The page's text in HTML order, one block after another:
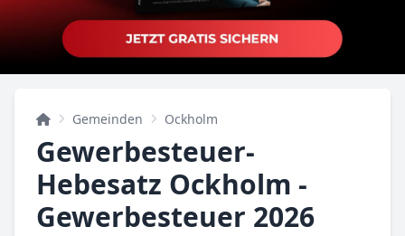
Gemeinden Ockholm
Gewerbesteuer-
Hebesatz Ockholm -
Gewerbesteuer 2026